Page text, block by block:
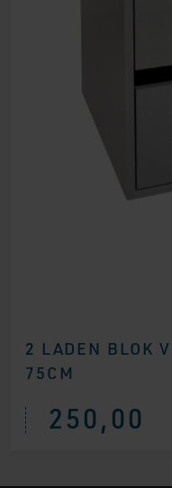
2 LADEN BLOK
75CM
250,00